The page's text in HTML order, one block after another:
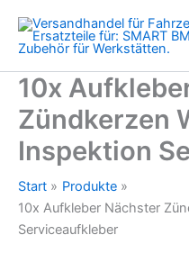
Inhalt
springen
10x
Zündkerzen
Inspektion
Start
Produkte
10x Aufkleber Nächster
Serviceaufkleber
Menge